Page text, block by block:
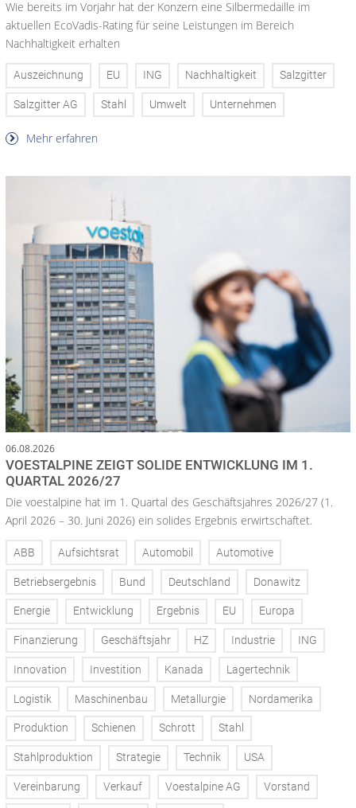
Wie bereits im Vorjahr hat der Konzern eine Silbermedaille im
aktuellen EcoVadis-Rating für seine Leistungen im Bereich
Nachhaltigkeit erhalten
Auszeichnung EU ING Nachhaltigkeit Salzgitter
Salzgitter AG Stahl Umwelt Unternehmen
Mehr erfahren
06.08.2026
VOESTALPINE ZEIGT SOLIDE ENTWICKLUNG IM 1.
QUARTAL 2026/27
Die voestalpine hat im 1. Quartal des Geschäftsjahres 2026/27 (1.
April 2026 – 30. Juni 2026) ein solides Ergebnis erwirtschaftet.
ABB Aufsichtsrat Automobil Automotive
Betriebsergebnis Bund Deutschland Donawitz
Energie Entwicklung Ergebnis EU Europa
Finanzierung Geschäftsjahr HZ Industrie ING
Innovation Investition Kanada Lagertechnik
Logistik Maschinenbau Metallurgie Nordamerika
Produktion Schienen Schrott Stahl
Stahlproduktion Strategie Technik USA
Vereinbarung Verkauf Voestalpine AG Vorstand